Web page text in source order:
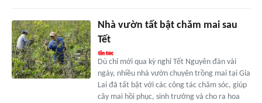
Nhà vườn tất bật chăm mai sau
Tết
Dù chỉ mới qua kỳ nghỉ Tết Nguyên đán vài
ngày, nhiều nhà vườn chuyên trồng mai tại Gia
Lai đã tất bật với các công tác chăm sóc, giúp
cây mai hồi phục, sinh trưởng và cho ra hoa